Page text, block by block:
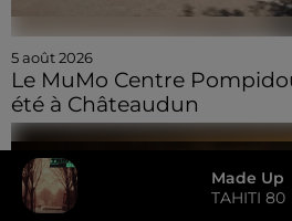
Made Up
TAHITI 80
5 août 2026
Le MuMo Centre
été à Châteaudun